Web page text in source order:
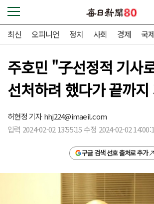
최신 오피니언 정치 사회 경제 국제
주호민 "子선정적 기사
선처하려 했다가 끝까
허현정 기자hhj224@imaeil.com
입력 2024-02-02 13:55:15 수정 2024-02-02
구글 검색 선호 출처로 추가